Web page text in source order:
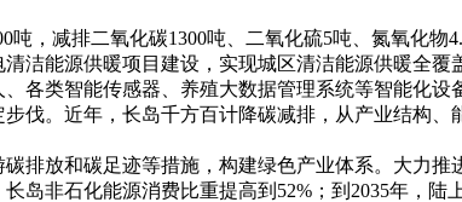
，减排二氧化碳1300吨、二氧化硫5吨、氮氧化物
洁能源供暖项目建设，实现城区清洁能源供暖全覆
各类智能传感器、养殖大数据管理系统等智能化
伐。近年，长岛千方百计降碳减排，从产业结构
排放和碳足迹等措施，构建绿色产业体系。大力
岛非石化能源消费比重提高到52%；到2035年，